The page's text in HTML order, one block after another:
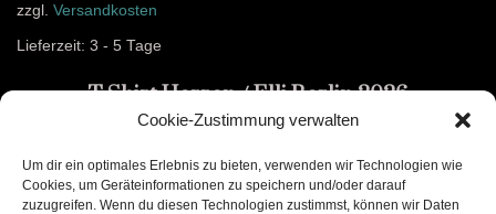
Cookie-Zustimmung verwalten
Um dir ein optimales Erlebnis zu bieten, verwenden wir Technologien wie
Cookies, um Geräteinformationen zu speichern und/oder darauf
zuzugreifen. Wenn du diesen Technologien zustimmst, können wir Daten
zzgl. Versandkosten
Lieferzeit: 3 - 5 Tage
T-Shirt Herren / Elli Berlin 2026
23,99€
Ausführung wählen